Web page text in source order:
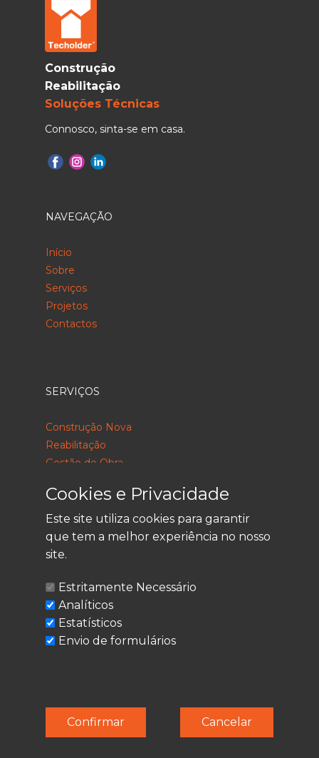
Construção
Reabilitação
Soluções Técnicas
Connosco, sinta-se em casa.
NAVEGAÇÃO
Início
Sobre
Serviços
Projetos
Contactos
SERVIÇOS
Construção Nova
Reabilitação
Gestão de Obra
LEGAL
Política de Privacidade
Termos de Utilização
Cookies
© Techolder. Todos os direitos reservados.
SmashLine
Cookies e Privacidade
Este site utiliza cookies para garantir
que tem a melhor experiência no nosso
site.
Estritamente Necessário
Analíticos
Estatísticos
Envio de formulários
Cancelar
Confirmar